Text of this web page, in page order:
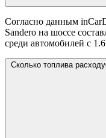
Согласно данным
Sandero на шоссе
среди автомобилей с
Сколько топлива